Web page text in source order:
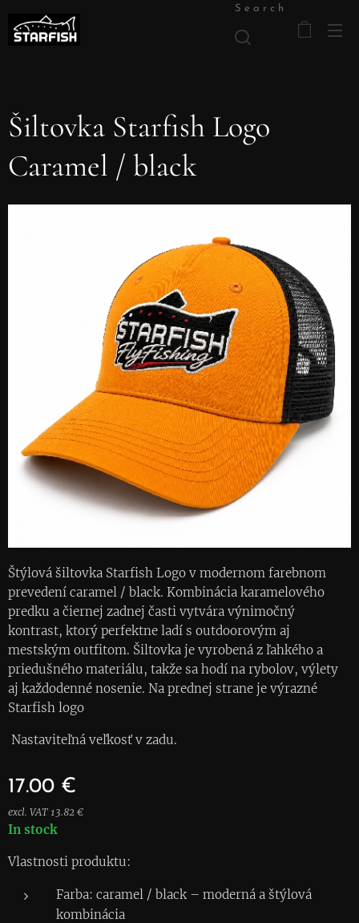
Search
Šiltovka Starfish Logo
Caramel / black
Štýlová šiltovka Starfish Logo v modernom farebnom
prevedení caramel / black. Kombinácia karamelového
predku a čiernej zadnej časti vytvára výnimočný
kontrast, ktorý perfektne ladí s outdoorovým aj
mestským outfitom. Šiltovka je vyrobená z ľahkého a
priedušného materiálu, takže sa hodí na rybolov, výlety
aj každodenné nosenie. Na prednej strane je výrazné
Starfish logo
Nastaviteľná veľkosť v zadu.
17.00 €
excl. VAT 13.82 €
In stock
Vlastnosti produktu:
Farba: caramel / black – moderná a štýlová
kombinácia